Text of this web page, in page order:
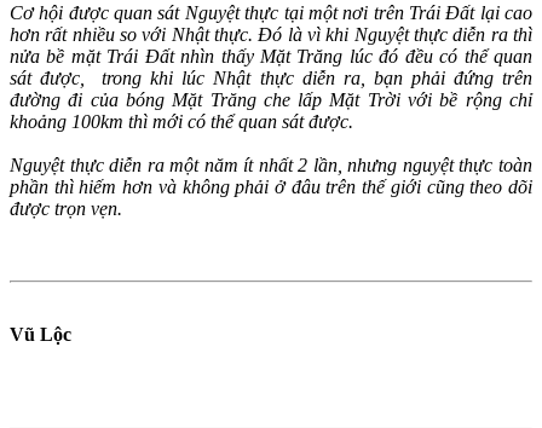
Cơ hội được quan sát Nguyệt thực tại một nơi trên Trái Đất lại cao
hơn rất nhiều so với Nhật thực. Đó là vì khi Nguyệt thực diễn ra thì
nửa bề mặt Trái Đất nhìn thấy Mặt Trăng lúc đó đều có thể quan
sát được, trong khi lúc Nhật thực diễn ra, bạn phải đứng trên
đường đi của bóng Mặt Trăng che lấp Mặt Trời với bề rộng chỉ
khoảng 100km thì mới có thể quan sát được.
Nguyệt thực diễn ra một năm ít nhất 2 lần, nhưng nguyệt thực toàn
phần thì hiếm hơn và không phải ở đâu trên thế giới cũng theo dõi
được trọn vẹn.
Vũ Lộc